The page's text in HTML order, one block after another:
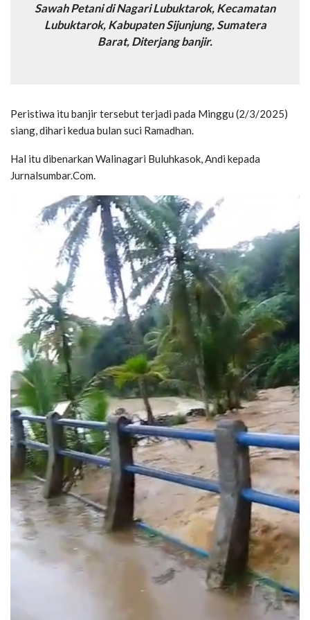
Sawah Petani di Nagari Lubuktarok, Kecamatan
Lubuktarok, Kabupaten Sijunjung, Sumatera
Barat, Diterjang banjir.
Peristiwa itu banjir tersebut terjadi pada Minggu (2/3/2025)
siang, dihari kedua bulan suci Ramadhan.
Hal itu dibenarkan Walinagari Buluhkasok, Andi kepada
Jurnalsumbar.Com.